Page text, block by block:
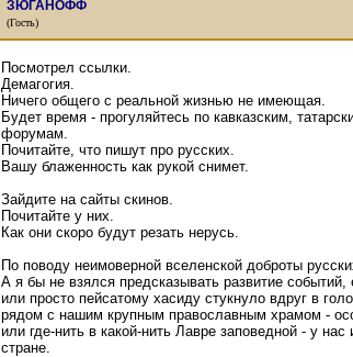
ЗЮГАНОФФ
(Гость)
Посмотрел ссылки.
Демагогия.
Ничего общего с реальной жизнью не имеющая.
Будет время - прогуляйтесь по кавказским,
форумам.
Почитайте, что пишут про русских.
Вашу блаженность как рукой снимет.
Зайдите на сайты скинов.
Почитайте у них.
Как они скоро будут резать нерусь.
По поводу неимоверной вселенской доброты
А я бы не взялся предсказывать развитие
или просто пейсатому хасиду стукнуло вдруг в
рядом с нашим крупным православным храмом -
или где-нить в какой-нить Лавре заповедной - у
стране.